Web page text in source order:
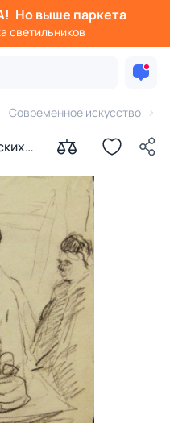
Но выше паркета
светильников
Современное искусство